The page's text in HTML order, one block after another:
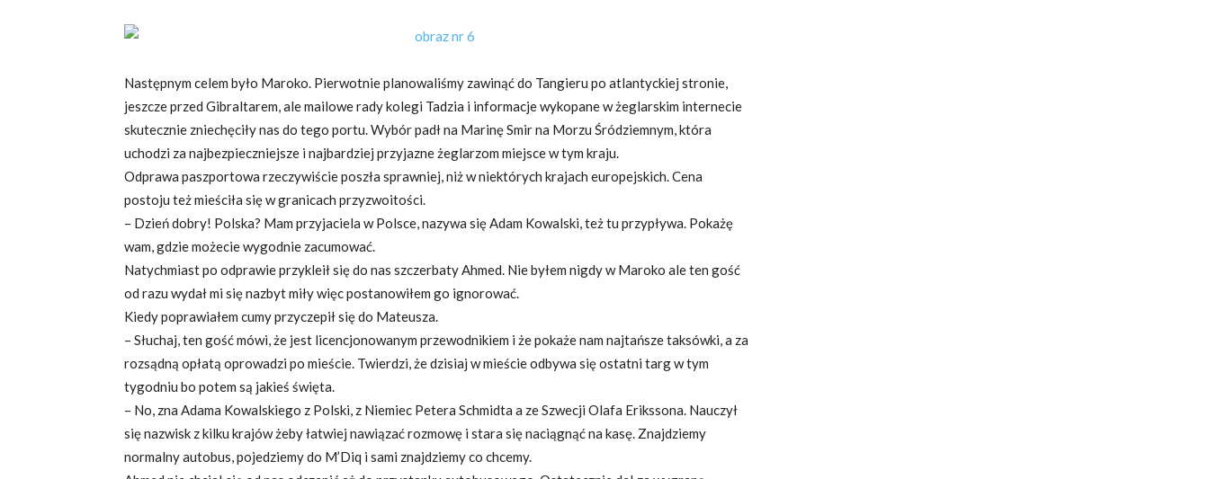
Następnym celem było Maroko. Pierwotnie planowaliśmy zawinąć do Tangieru po atlantyckiej stronie,
jeszcze przed Gibraltarem, ale mailowe rady kolegi Tadzia i informacje wykopane w żeglarskim internecie
skutecznie zniechęciły nas do tego portu. Wybór padł na Marinę Smir na Morzu Śródziemnym, która
uchodzi za najbezpieczniejsze i najbardziej przyjazne żeglarzom miejsce w tym kraju.
Odprawa paszportowa rzeczywiście poszła sprawniej, niż w niektórych krajach europejskich. Cena
postoju też mieściła się w granicach przyzwoitości.
– Dzień dobry! Polska? Mam przyjaciela w Polsce, nazywa się Adam Kowalski, też tu przypływa. Pokażę
wam, gdzie możecie wygodnie zacumować.
Natychmiast po odprawie przykleił się do nas szczerbaty Ahmed. Nie byłem nigdy w Maroko ale ten gość
od razu wydał mi się nazbyt miły więc postanowiłem go ignorować.
Kiedy poprawiałem cumy przyczepił się do Mateusza.
– Słuchaj, ten gość mówi, że jest licencjonowanym przewodnikiem i że pokaże nam najtańsze taksówki, a za
rozsądną opłatą oprowadzi po mieście. Twierdzi, że dzisiaj w mieście odbywa się ostatni targ w tym
tygodniu bo potem są jakieś święta.
– No, zna Adama Kowalskiego z Polski, z Niemiec Petera Schmidta a ze Szwecji Olafa Erikssona. Nauczył
się nazwisk z kilku krajów żeby łatwiej nawiązać rozmowę i stara się naciągnąć na kasę. Znajdziemy
normalny autobus, pojedziemy do M’Diq i sami znajdziemy co chcemy.